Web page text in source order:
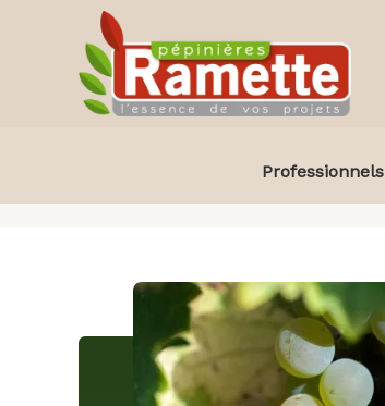
Professionnels